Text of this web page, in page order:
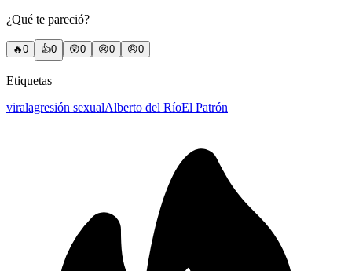
¿Qué te pareció?
🔥0 👍0 😲0 😢0 😠0
Etiquetas
viralagresión sexualAlberto del RíoEl Patrón